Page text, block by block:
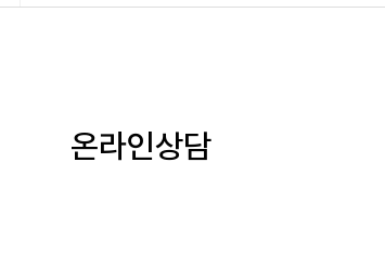
온라인상담